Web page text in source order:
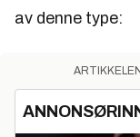
av denne type: